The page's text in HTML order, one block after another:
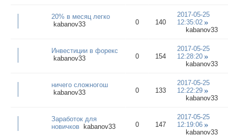
20% в месяц легко
kabanov33
0 140
2017-05-25
12:35:02
kabanov33
Инвестиции в форекс
kabanov33
0 154
2017-05-25
12:28:20
kabanov33
ничего сложногош
kabanov33
0 133
2017-05-25
12:22:29
kabanov33
Заработок для
новичков kabanov33 0 147
2017-05-25
12:19:06
kabanov33